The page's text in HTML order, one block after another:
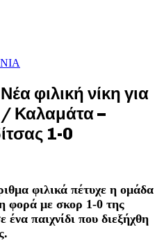
φιλική νίκη για
Καλαμάτα –
1-0
φιλικά πέτυχε η ομάδα
φορά με σκορ 1-0 της
παιχνίδι που διεξήχθη